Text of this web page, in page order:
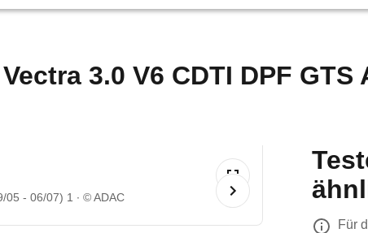
3.0 V6 CDTI DPF
05 - 06/07) 1 © ADAC
Für